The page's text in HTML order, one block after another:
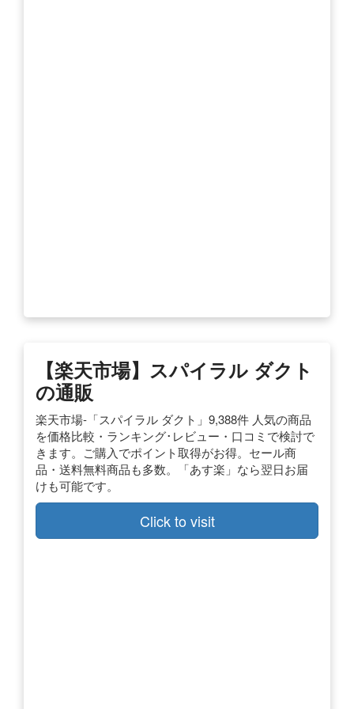
【楽天市場】スパイラル ダクト
の通販
楽天市場-「スパイラル ダクト」9,388件 人気の商品
を価格比較・ランキング･レビュー・口コミで検討で
きます。ご購入でポイント取得がお得。セール商
品・送料無料商品も多数。「あす楽」なら翌日お届
けも可能です。
Click to visit